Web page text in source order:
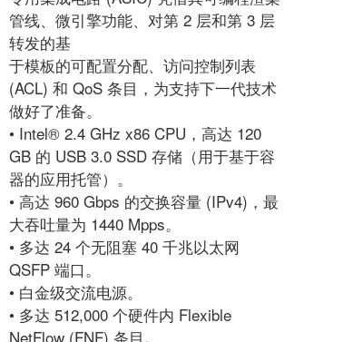
管线、微引擎功能、对第 2 层和第 3 层
转发的基
于模板的可配置分配、访问控制列表
(ACL) 和 QoS 条目，为支持下一代技术
做好了准备。
• Intel® 2.4 GHz x86 CPU，高达 120
GB 的 USB 3.0 SSD 存储（用于基于容
器的应用托管）。
• 高达 960 Gbps 的交换容量 (IPv4)，最
大吞吐量为 1440 Mpps。
• 多达 24 个无阻塞 40 千兆以太网
QSFP 端口。
• 白金级交流电源。
• 多达 512,000 个硬件内 Flexible
NetFlow (FNF) 条目。